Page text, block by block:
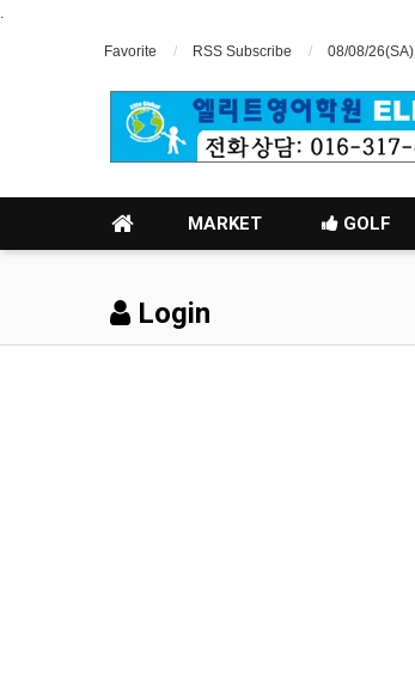
.
Favorite RSS Subscribe 08/08/26(SA)
MARKET GOLF
Login